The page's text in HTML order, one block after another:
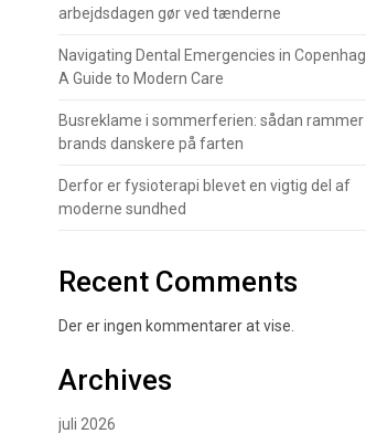
arbejdsdagen gør ved tænderne
Navigating Dental Emergencies in
A Guide to Modern Care
Busreklame i sommerferien: sådan rammer
brands danskere på farten
Derfor er fysioterapi blevet en vigtig del af
moderne sundhed
Recent Comments
Der er ingen kommentarer at vise.
Archives
juli 2026